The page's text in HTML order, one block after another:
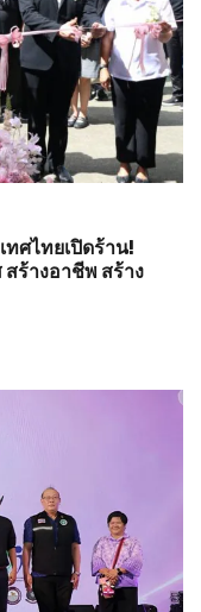
ศไทยเปิดร้าน!
ร้างอาชีพ สร้าง